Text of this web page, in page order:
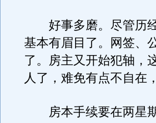
好事多磨。尽管历经
基本有眉目了。网签
了。房主又开始犯轴，
人了，难免有点不自在
房本手续要在两星期